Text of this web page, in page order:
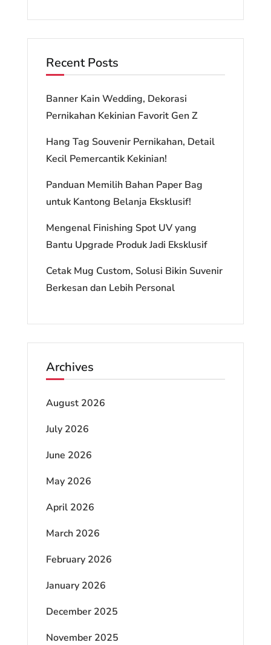
Recent Posts
Banner Kain Wedding, Dekorasi
Pernikahan Kekinian Favorit Gen Z
Hang Tag Souvenir Pernikahan, Detail
Kecil Pemercantik Kekinian!
Panduan Memilih Bahan Paper Bag
untuk Kantong Belanja Eksklusif!
Mengenal Finishing Spot UV yang
Bantu Upgrade Produk Jadi Eksklusif
Cetak Mug Custom, Solusi Bikin Suvenir
Berkesan dan Lebih Personal
Archives
August 2026
July 2026
June 2026
May 2026
April 2026
March 2026
February 2026
January 2026
December 2025
November 2025